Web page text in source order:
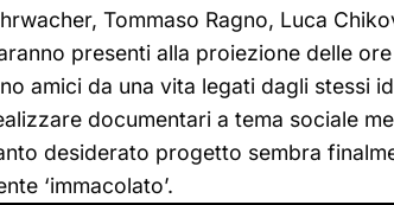
Tommaso Ragno, Luca
presenti alla proiezione delle
amici da una vita legati dagli stessi
documentari a tema sociale
desiderato progetto sembra
‘immacolato’.